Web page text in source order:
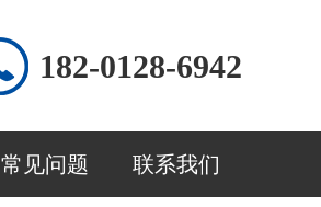
182-0128-6942
常见问题 联系我们